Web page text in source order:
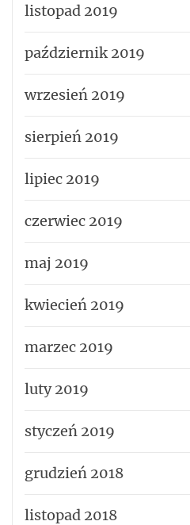
listopad 2019
październik 2019
wrzesień 2019
sierpień 2019
lipiec 2019
czerwiec 2019
maj 2019
kwiecień 2019
marzec 2019
luty 2019
styczeń 2019
grudzień 2018
listopad 2018